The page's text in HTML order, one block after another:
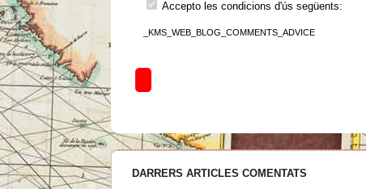
Accepto les condicions d'ús següents:
_KMS_WEB_BLOG_COMMENTS_ADVICE
DARRERS ARTICLES COMENTATS